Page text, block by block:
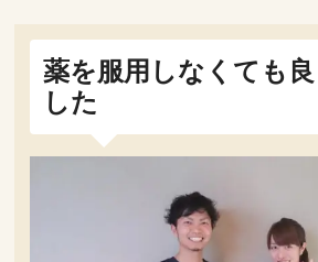
薬を服用しなくても
した